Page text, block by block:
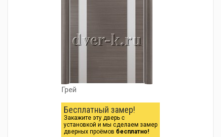
Грей
Бесплатный замер!
Закажите эту дверь с
установкой и мы сделаем замер
дверных проёмов бесплатно!